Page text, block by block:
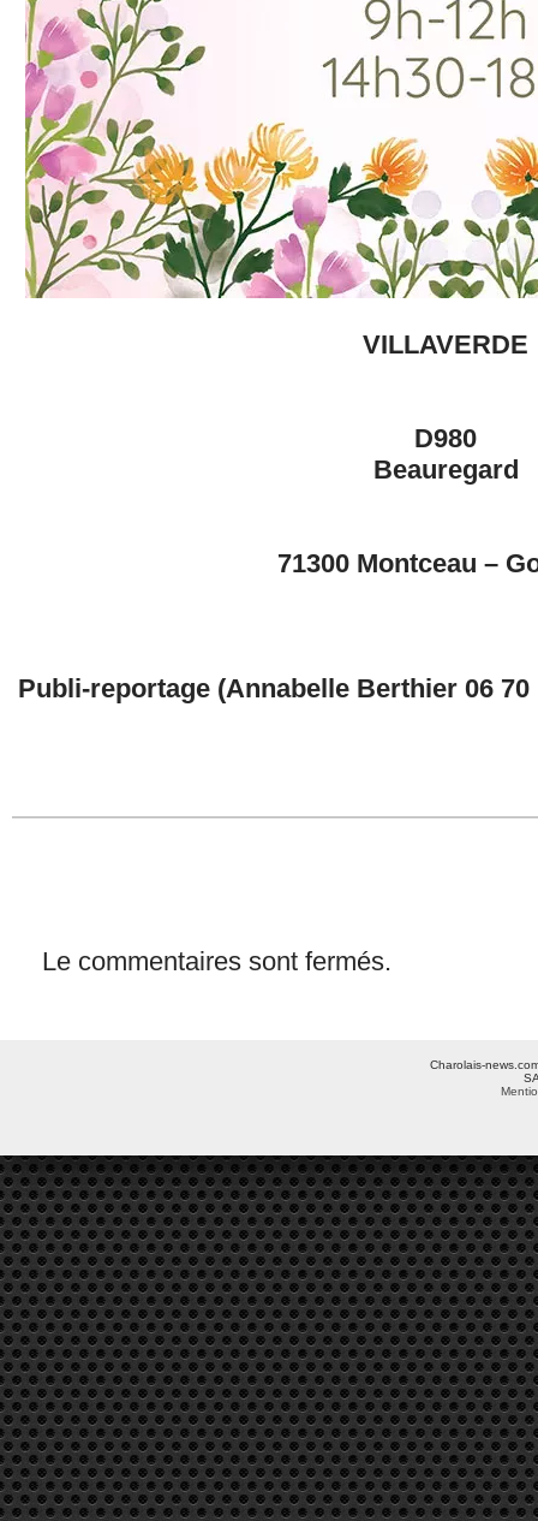
VILLAVERDE
D980
Beauregard
71300 Montceau –
Publi-reportage (Annabelle Berthier 06 70
Le commentaires sont fermés.
Charolais-